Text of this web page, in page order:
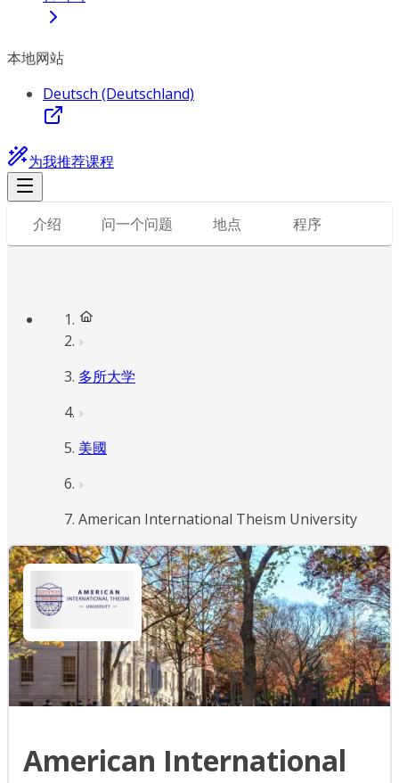
本地网站
Deutsch (Deutschland)
为我推荐课程
介绍 问一个问题 地点 程序
多所大学
美國
American International Theism University
American International